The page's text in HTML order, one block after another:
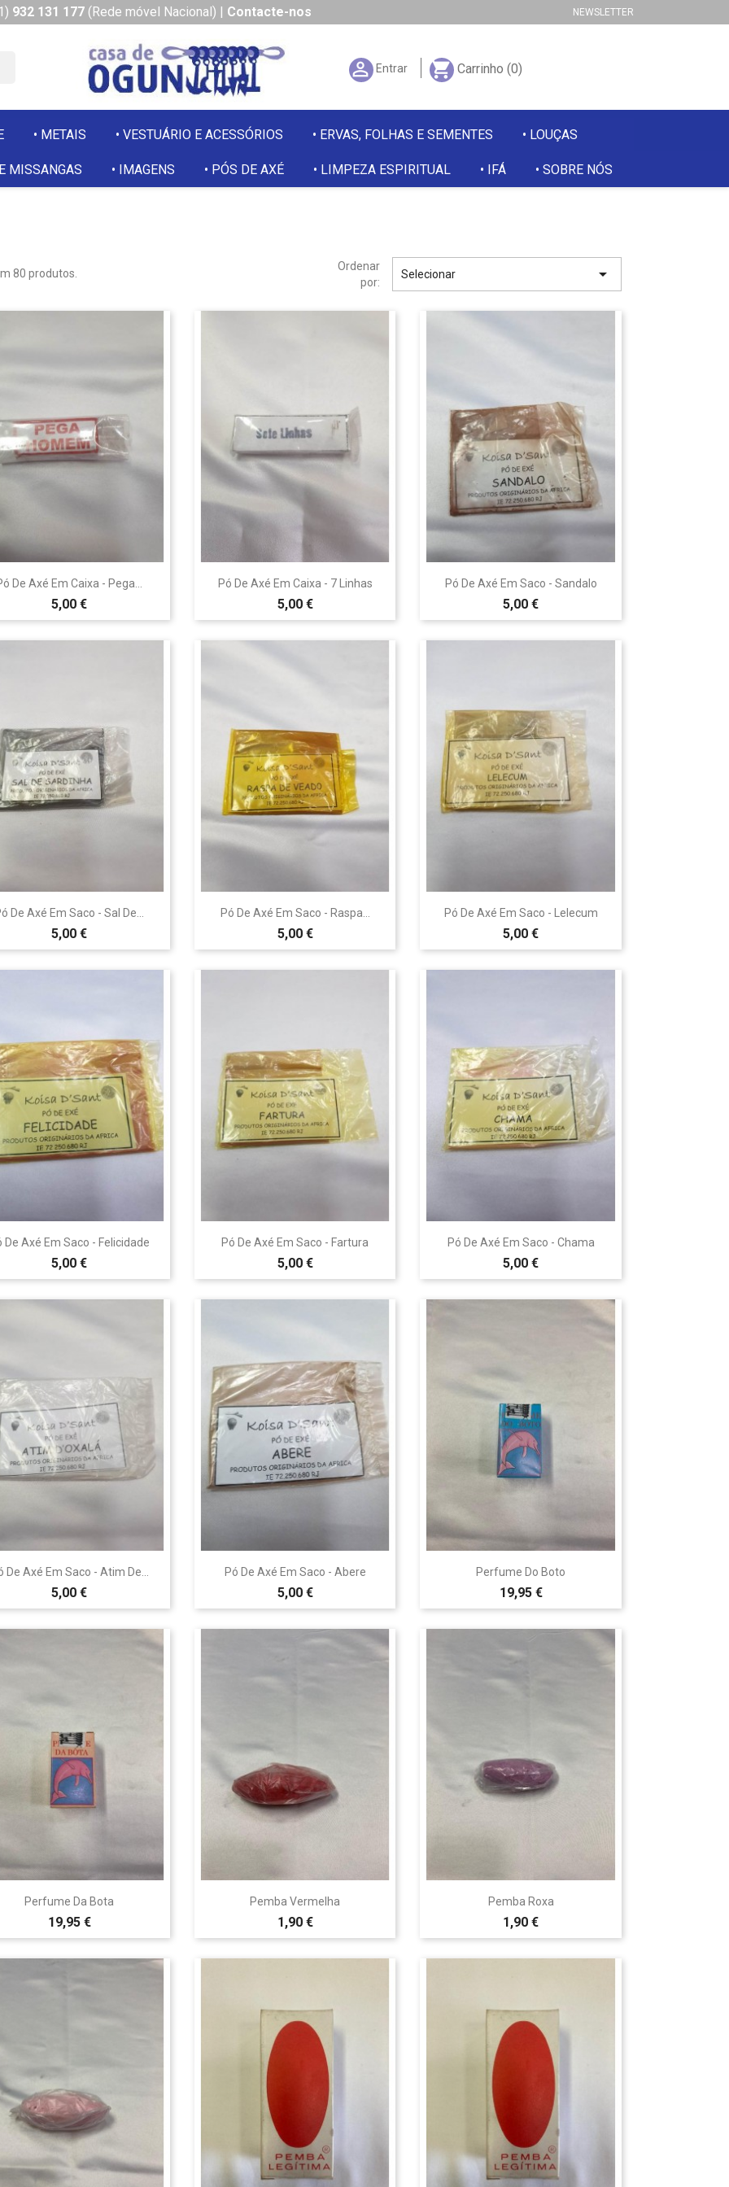
932 131 177 (Rede móvel Nacional) | Contacte-nos NEWSLETTER
 Entrar shopping_cart Carrinho (0)
METAIS VESTUÁRIO E ACESSÓRIOS ERVAS, FOLHAS E SEMENTES LOUÇAS
MISSANGAS IMAGENS PÓS DE AXÉ LIMPEZA ESPIRITUAL IFÁ SOBRE NÓS
80 produtos.
Ordenar
por:
Selecionar 
Vista rápida
De Axé Em Caixa - Pega...
5,00 €
 Vista rápida
Pó De Axé Em Caixa - 7 Linhas
5,00 €
 Vista rápida
Pó De Axé Em Saco - Sandalo
5,00 €
Vista rápida
De Axé Em Saco - Sal De...
5,00 €
Vista rápida
Pó De Axé Em Saco - Raspa...
5,00 €
 Vista rápida
Pó De Axé Em Saco - Lelecum
5,00 €
Vista rápida
De Axé Em Saco - Felicidade
5,00 €
Vista rápida
Pó De Axé Em Saco - Fartura
5,00 €
Vista rápida
Pó De Axé Em Saco - Chama
5,00 €
Vista rápida
De Axé Em Saco - Atim De...
5,00 €
Vista rápida
Pó De Axé Em Saco - Abere
5,00 €
Vista rápida
Perfume Do Boto
19,95 €
Vista rápida
Perfume Da Bota
19,95 €
Vista rápida
Pemba Vermelha
1,90 €
Vista rápida
Pemba Roxa
1,90 €